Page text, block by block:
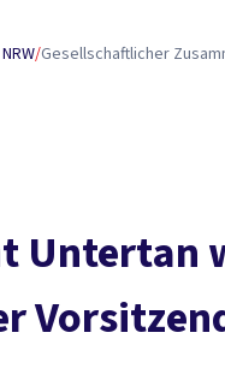
/Gesellschaftlicher
Untertan